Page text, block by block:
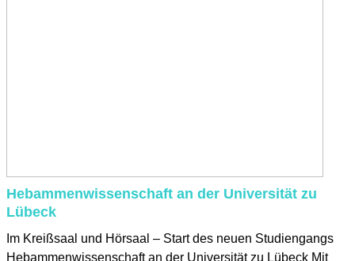
Hebammenwissenschaft an der Universität zu
Lübeck
Im Kreißsaal und Hörsaal – Start des neuen Studiengangs
Hebammenwissenschaft an der Universität zu Lübeck Mit